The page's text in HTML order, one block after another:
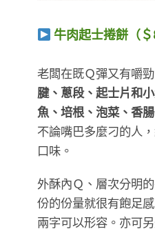
牛肉起士捲餅（＄
老闆在既Ｑ彈又有嚼
腱、蔥段、起士片和
魚、培根、泡菜、香
不論嘴巴多麼刁的人
口味。
外酥內Ｑ、層次分明
份的份量就很有飽足
兩字可以形容。亦可